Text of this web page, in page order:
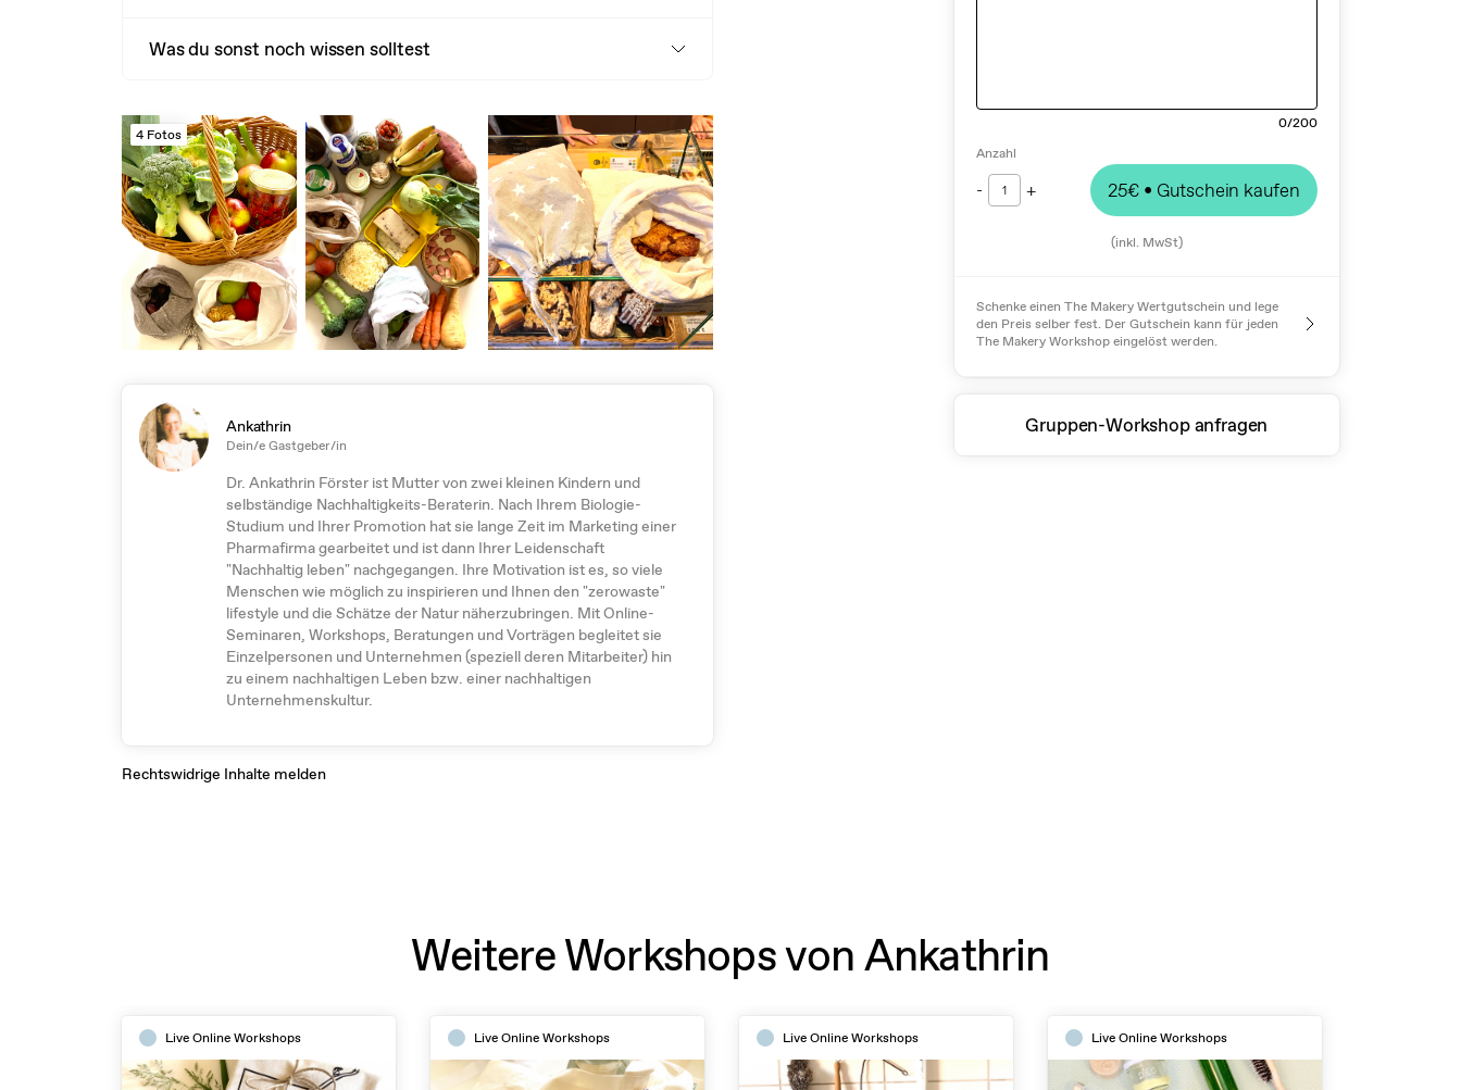
Was du sonst noch wissen solltest
4 Fotos
Ankathrin
Dein/e Gastgeber/in
Dr. Ankathrin Förster ist Mutter von zwei kleinen Kindern und
selbständige Nachhaltigkeits-Beraterin. Nach Ihrem Biologie-
Studium und Ihrer Promotion hat sie lange Zeit im Marketing einer
Pharmafirma gearbeitet und ist dann Ihrer Leidenschaft
"Nachhaltig leben" nachgegangen. Ihre Motivation ist es, so viele
Menschen wie möglich zu inspirieren und Ihnen den "zerowaste"
lifestyle und die Schätze der Natur näherzubringen. Mit Online-
Seminaren, Workshops, Beratungen und Vorträgen begleitet sie
Einzelpersonen und Unternehmen (speziell deren Mitarbeiter) hin
zu einem nachhaltigen Leben bzw. einer nachhaltigen
Unternehmenskultur.
Rechtswidrige Inhalte melden
0/200
Anzahl
- 1 + 25€ • Gutschein kaufen
(inkl. MwSt)
Schenke einen The Makery Wertgutschein und lege
den Preis selber fest. Der Gutschein kann für jeden
The Makery Workshop eingelöst werden.
Gruppen-Workshop anfragen
Weitere Workshops von Ankathrin
Live Online Workshops Live Online Workshops Live Online Workshops Live Online Workshops